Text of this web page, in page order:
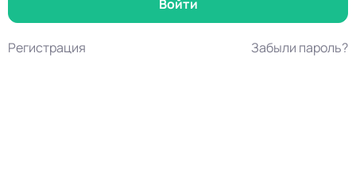
Регистрация Забыли пароль?